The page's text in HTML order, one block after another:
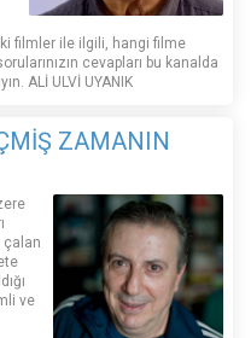
filmler ile ilgili, hangi filme
cevapları bu kanalda
ALİ ULVİ UYANIK
ZAMANIN
çalan
ve